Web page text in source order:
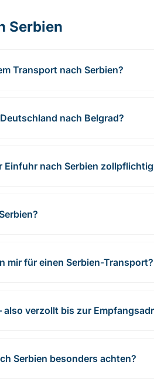
Serbien
Transport nach Serbien?
nach Belgrad?
Einfuhr nach Serbien
mir für einen Serbien-Transport?
also verzollt bis zur
Serbien besonders achten?